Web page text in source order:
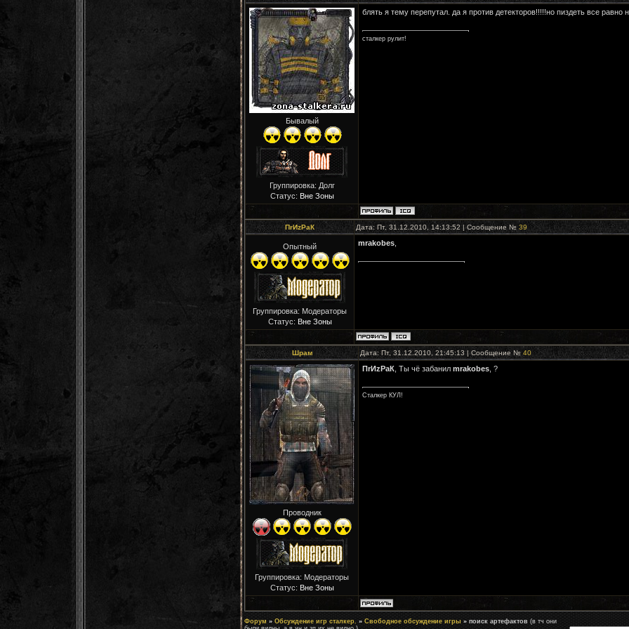
Бывалый
Группировка: Долг
Статус: Вне Зоны
блять я тему перепутал. да я против детекторов!!!!!но пиздеть все равно
сталкер рулит!
ПrИzРaК Дата: Пт, 31.12.2010, 14:13:52 | Сообщение № 39
Опытный
Группировка: Модераторы
Статус: Вне Зоны
mrakobes
Шрам Дата: Пт, 31.12.2010, 21:45:13 | Сообщение № 40
Проводник
Группировка: Модераторы
Статус: Вне Зоны
ПrИzРaК , Ты чё забанил mrakobes , ?
Сталкер КУЛ!
Форум » Обсуждение игр сталкер. » Свободное обсуждение игры » поиск артефактов (в тч они